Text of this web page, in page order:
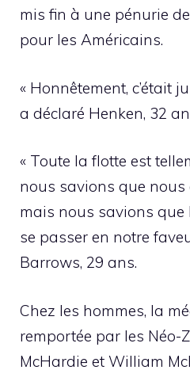
mis fin à une pénurie
pour les Américains.
« Honnêtement, c’était
a déclaré Henken, 32
« Toute la flotte est
nous savions que nous
mais nous savions que
se passer en notre
Barrows, 29 ans.
Chez les hommes, la
remportée par les Néo-
McHardie et William